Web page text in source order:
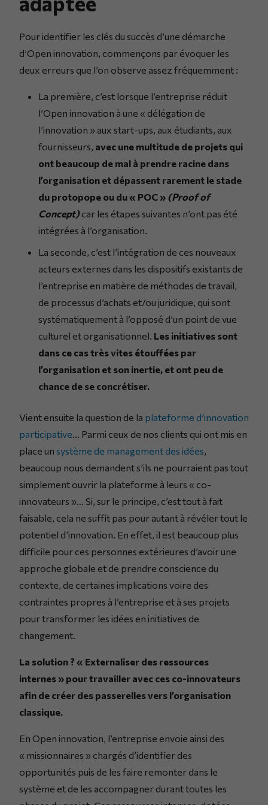
Pour identifier les clés du succès d’une démarche
d’Open innovation, commençons par évoquer les
deux erreurs que l’on observe assez fréquemment :
La première, c’est lorsque l’entreprise réduit
l’Open innovation à une « délégation de
l’innovation » aux start-ups, aux étudiants, aux
fournisseurs, avec une multitude de projets qui
ont beaucoup de mal à prendre racine dans
l’organisation et dépassent rarement le stade
du protopope ou du « POC » (Proof of
Concept)car les étapes suivantes n’ont pas été
intégrées à l’organisation.
La seconde, c’est l’intégration de ces nouveaux
acteurs externes dans les dispositifs existants de
l’entreprise en matière de méthodes de travail,
de processus d’achats et/ou juridique, qui sont
systématiquement à l’opposé d’un point de vue
culturel et organisationnel. Les initiatives sont
dans ce cas très vites étouffées par
l’organisation et son inertie, et ont peu de
chance de se concrétiser.
Vient ensuite la question de la plateforme d’innovation
participative… Parmi ceux de nos clients qui ont mis en
place un système de management des idées,
beaucoup nous demandent s’ils ne pourraient pas tout
simplement ouvrir la plateforme à leurs « co-
innovateurs »… Si, sur le principe, c’est tout à fait
faisable, cela ne suffit pas pour autant à révéler tout le
potentiel d’innovation. En effet, il est beaucoup plus
difficile pour ces personnes extérieures d’avoir une
approche globale et de prendre conscience du
contexte, de certaines implications voire des
contraintes propres à l’entreprise et à ses projets
pour transformer les idées en initiatives de
changement.
La solution ? « Externaliser des ressources
internes » pour travailler avec ces co-innovateurs
afin de créer des passerelles vers l’organisation
classique.
En Open innovation, l’entreprise envoie ainsi des
« missionnaires » chargés d’identifier des
opportunités puis de les faire remonter dans le
système et de les accompagner durant toutes les